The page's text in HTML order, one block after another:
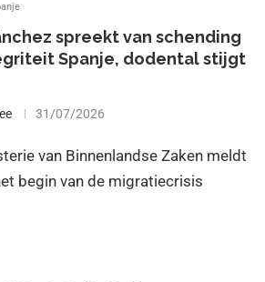
spreekt van schending
Spanje, dodental stijgt
31/07/2026
van Binnenlandse Zaken meldt
begin van de migratiecrisis